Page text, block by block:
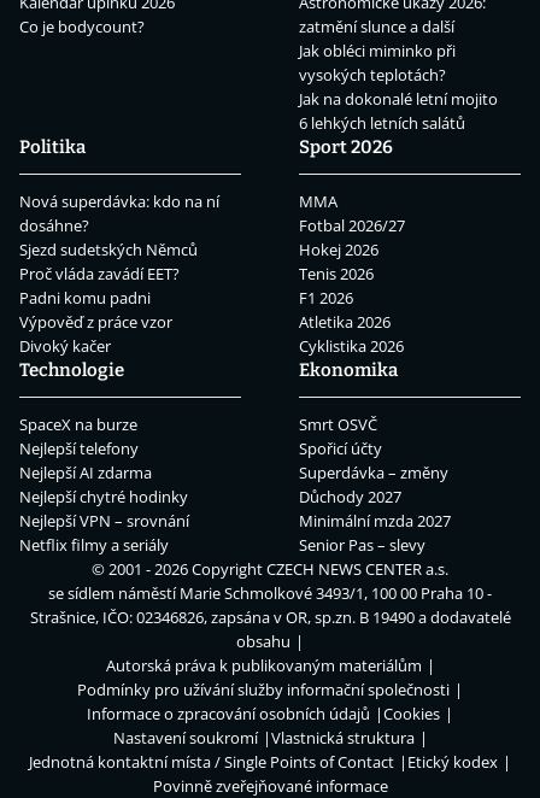
Co je bodycount?
zatmění slunce a další
Jak obléci miminko při
vysokých teplotách?
Jak na dokonalé letní mojito
6 lehkých letních salátů
Politika
Nová superdávka: kdo na ní
dosáhne?
Sjezd sudetských Němců
Proč vláda zavádí EET?
Padni komu padni
Výpověď z práce vzor
Divoký kačer
Sport 2026
MMA
Fotbal 2026/27
Hokej 2026
Tenis 2026
F1 2026
Atletika 2026
Cyklistika 2026
Technologie
SpaceX na burze
Nejlepší telefony
Nejlepší AI zdarma
Nejlepší chytré hodinky
Nejlepší VPN – srovnání
Netflix filmy a seriály
Ekonomika
Smrt OSVČ
Spořicí účty
Superdávka – změny
Důchody 2027
Minimální mzda 2027
Senior Pas – slevy
© 2001 - 2026 CopyrightCZECH NEWS CENTER a.s.
se sídlem náměstí Marie Schmolkové 3493/1, 100 00 Praha 10 -
Strašnice, IČO: 02346826, zapsána v OR, sp.zn. B 19490 a dodavatelé
obsahu
Autorská práva k publikovaným materiálům
Podmínky pro užívání služby informační společnosti
Informace o zpracování osobních údajů
Cookies
Nastavení soukromí
Vlastnická struktura
Jednotná kontaktní místa / Single Points of Contact
Etický kodex
Povinně zveřejňované informace